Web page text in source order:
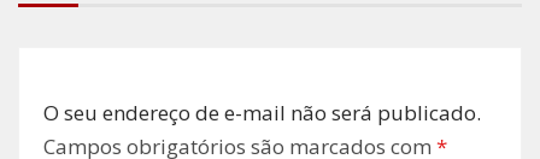
O seu endereço de e-mail não será publicado.
Campos obrigatórios são marcados com *